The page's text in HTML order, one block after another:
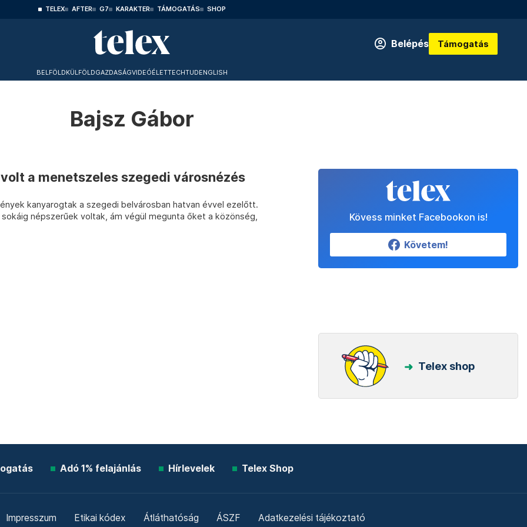
TELEX AFTER G7 KARAKTER TÁMOGATÁS SHOP
Belépés Támogatás
BELFÖLDKÜLFÖLDGAZDASÁGVIDEÓÉLETTECHTUDENGLISH
Bajsz Gábor
a menetszeles szegedi városnézés
kanyarogtak a szegedi belvárosban hatvan évvel ezelőtt.
népszerűek voltak, ám végül megunta őket a közönség,
Kövess minket Facebookon is!
Követem!
Telex shop
Adó 1% felajánlás Hírlevelek Telex Shop
Impresszum Etikai kódex Átláthatóság ÁSZF Adatkezelési tájékoztató